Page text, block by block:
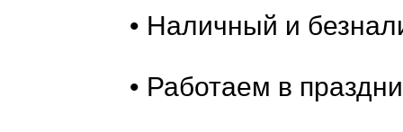
• Наличный и
• Работаем в